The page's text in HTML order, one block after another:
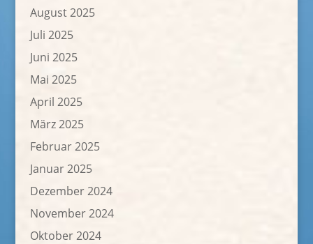
August 2025
Juli 2025
Juni 2025
Mai 2025
April 2025
März 2025
Februar 2025
Januar 2025
Dezember 2024
November 2024
Oktober 2024